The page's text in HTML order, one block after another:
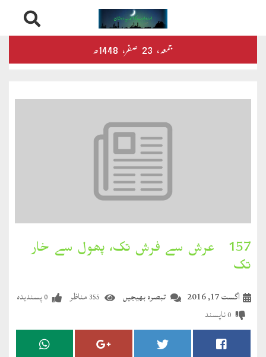
to
جمعہ‬‮، 23 صفر‬،
محمود
بخارِدل
کلام
مضطرؔ
دستِ
دعا
157۔ عرش سے فرش تک، پھول سے خار
تک
تبصرہ بھیجیں اگست 17, 2016 355 مناظر 0پسندیدہ
0ناپسند